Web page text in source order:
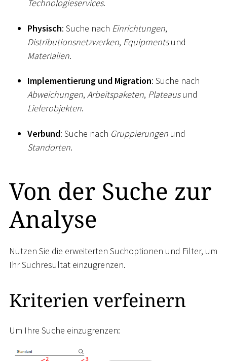
Technologieservices.
Physisch: Suche nach Einrichtungen,
Distributionsnetzwerken, Equipmentsund
Materialien.
Implementierung und Migration: Suche nach
Abweichungen, Arbeitspaketen, Plateausund
Lieferobjekten.
Verbund: Suche nach Gruppierungen und
Standorten.
Von der Suche zur
Analyse
Nutzen Sie die erweiterten Suchoptionen und Filter, um
Ihr Suchresultat einzugrenzen.
Kriterien verfeinern
Um Ihre Suche einzugrenzen: